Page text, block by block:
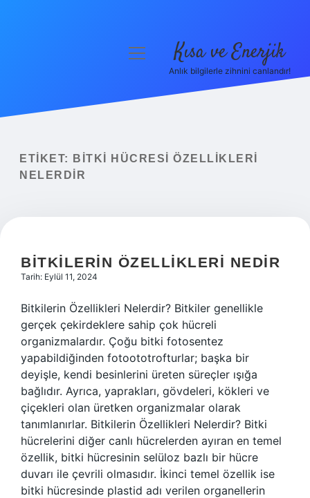
Yasal Uyarı
menüyü
Kısa ve Enerjik
Anlık bilgilerle zihnini canlandır!
ETIKET:
BITKI HÜCRESI ÖZELLIKLERI
NELERDIR
BITKILERIN ÖZELLIKLERI NEDIR
Tarih: Eylül 11, 2024
Bitkilerin Özellikleri Nelerdir? Bitkiler genellikle
gerçek çekirdeklere sahip çok hücreli
organizmalardır. Çoğu bitki fotosentez
yapabildiğinden fotoototrofturlar; başka bir
deyişle, kendi besinlerini üreten süreçler ışığa
bağlıdır. Ayrıca, yaprakları, gövdeleri, kökleri ve
çiçekleri olan üretken organizmalar olarak
tanımlanırlar. Bitkilerin Özellikleri Nelerdir? Bitki
hücrelerini diğer canlı hücrelerden ayıran en temel
özellik, bitki hücresinin selüloz bazlı bir hücre
duvarı ile çevrili olmasıdır. İkinci temel özellik ise
bitki hücresinde plastid adı verilen organellerin